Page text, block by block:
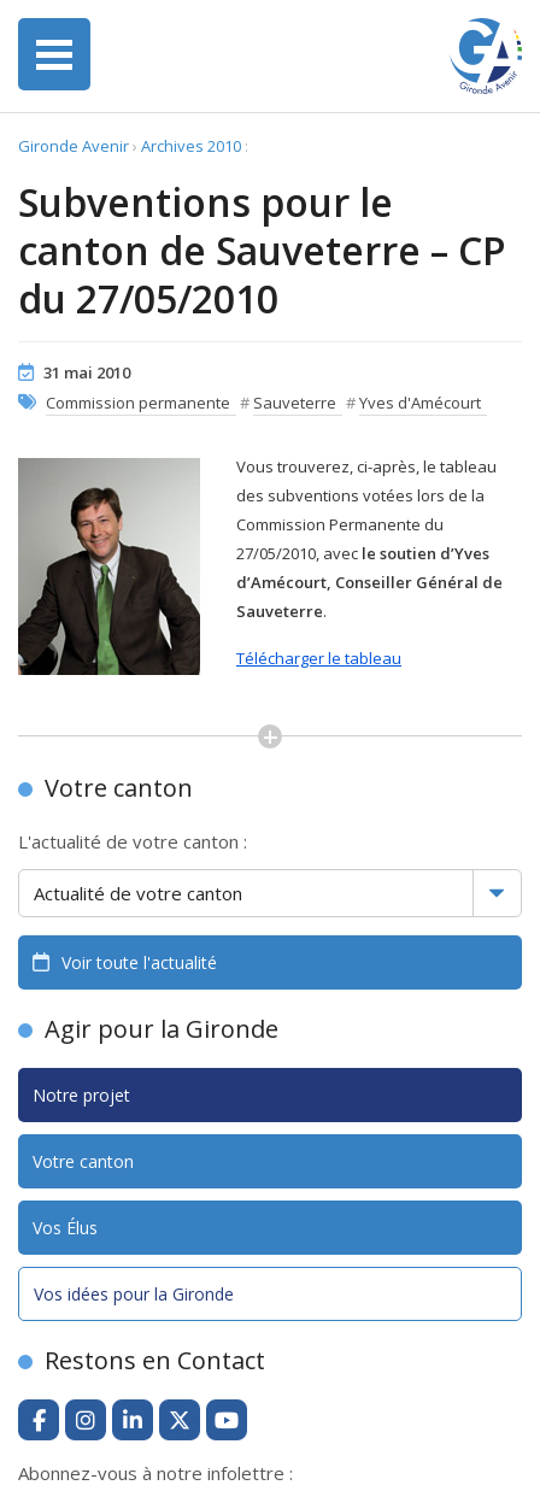
Gironde Avenir› Archives 2010 :
Subventions pour le
canton de Sauveterre – CP
du 27/05/2010
31 mai 2010
Commission permanente # Sauveterre #Yves d'Amécourt
Vous trouverez, ci-après, le tableau
des subventions votées lors de la
Commission Permanente du
27/05/2010, avec le soutien d’Yves
d’Amécourt, Conseiller Général de
Sauveterre.
Télécharger le tableau
Votre canton
L'actualité de votre canton :
Voir toute l'actualité
Agir pour la Gironde
Notre projet
Votre canton
Vos Élus
Vos idées pour la Gironde
Restons en Contact
Abonnez-vous à notre infolettre :